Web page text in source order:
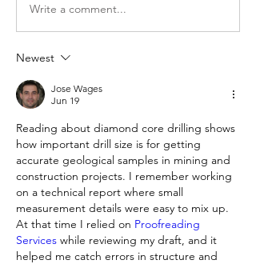
Write a comment...
Newest
Jose Wages
Jun 19
Reading about diamond core drilling shows
how important drill size is for getting
accurate geological samples in mining and
construction projects. I remember working
on a technical report where small
measurement details were easy to mix up.
At that time I relied on Proofreading
Services while reviewing my draft, and it
helped me catch errors in structure and